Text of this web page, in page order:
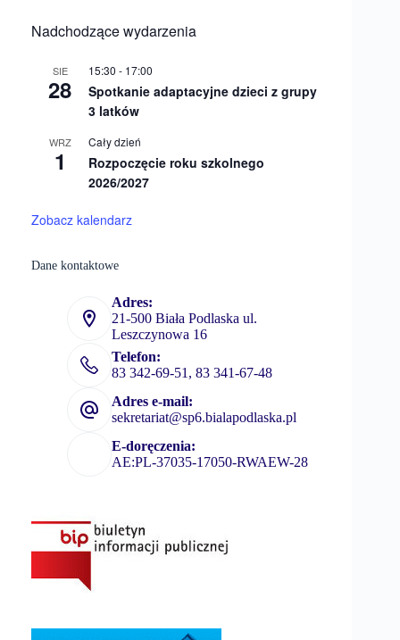
Nadchodzące wydarzenia
SIE
28
15:30 - 17:00
Spotkanie adaptacyjne dzieci z grupy
3 latków
WRZ
1
Cały dzień
Rozpoczęcie roku szkolnego
2026/2027
Zobacz kalendarz
Dane kontaktowe
Adres:
21-500 Biała Podlaska ul.
Leszczynowa 16
Telefon:
83 342-69-51, 83 341-67-48
Adres e-mail:
sekretariat@sp6.bialapodlaska.pl
E-doręczenia:
AE:PL-37035-17050-RWAEW-28